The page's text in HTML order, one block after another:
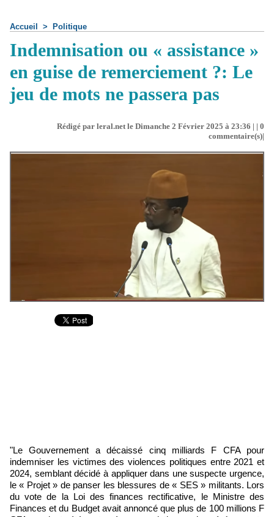
Accueil > Politique
Indemnisation ou « assistance »
en guise de remerciement ?: Le
jeu de mots ne passera pas
Rédigé par leral.net le Dimanche 2 Février 2025 à 23:36 | | 0
commentaire(s)|
"Le Gouvernement a décaissé cinq milliards F CFA pour
indemniser les victimes des violences politiques entre 2021 et
2024, semblant décidé à appliquer dans une suspecte urgence,
le « Projet » de panser les blessures de « SES » militants. Lors
du vote de la Loi des finances rectificative, le Ministre des
Finances et du Budget avait annoncé que plus de 100 millions F